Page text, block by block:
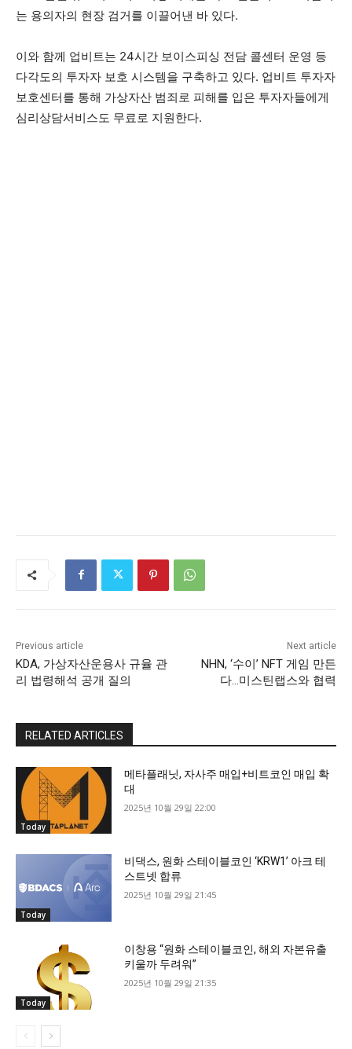
는 용의자의 현장 검거를 이끌어낸 바 있다.
이와 함께 업비트는 24시간 보이스피싱 전담 콜센터 운영 등
다각도의 투자자 보호 시스템을 구축하고 있다. 업비트 투자자
보호센터를 통해 가상자산 범죄로 피해를 입은 투자자들에게
심리상담서비스도 무료로 지원한다.
Previous article
KDA, 가상자산운용사 규율 관
리 법령해석 공개 질의
Next article
NHN, ‘수이’ NFT 게임 만든
다…미스틴랩스와 협력
RELATED ARTICLES
Today
메타플래닛, 자사주 매입+비트코인 매입 확
대
2025년 10월 29일 22:00
Today
비댁스, 원화 스테이블코인 ‘KRW1’ 아크 테
스트넷 합류
2025년 10월 29일 21:45
Today
이창용 “원화 스테이블코인, 해외 자본유출
키울까 두려워”
2025년 10월 29일 21:35